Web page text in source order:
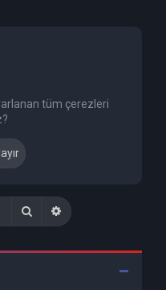
tüm çerezleri
Gelişmiş arama